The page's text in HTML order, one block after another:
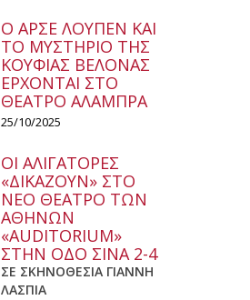
Ο ΑΡΣΕ ΛΟΥΠΕΝ ΚΑΙ
ΤΟ ΜΥΣΤΗΡΙΟ ΤΗΣ
ΚΟΥΦΙΑΣ ΒΕΛΟΝΑΣ
ΕΡΧΟΝΤΑΙ ΣΤΟ
ΘΕΑΤΡΟ ΑΛΑΜΠΡΑ
25/10/2025
ΟΙ ΑΛΙΓΑΤΟΡΕΣ
«ΔΙΚΑΖΟΥΝ» ΣΤΟ
ΝΕΟ ΘΕΑΤΡΟ ΤΩΝ
ΑΘΗΝΩΝ
«AUDITORIUM»
ΣΤΗΝ ΟΔΟ ΣΙΝΑ 2-4
ΣΕ ΣΚΗΝΟΘΕΣΙΑ ΓΙΑΝΝΗ
ΛΑΣΠΙΑ